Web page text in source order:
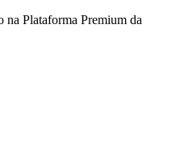
na Plataforma Premium da